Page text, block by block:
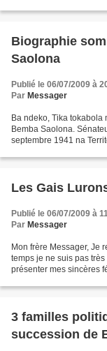
Biographie
Saolona
Publié le 06/07/2009 à
Par Messager
Ba ndeko, Tika
Bemba Saolona.
septembre 1941 na
Les Gais
Publié le 06/07/2009 à
Par Messager
Mon frère Messager, Je
temps je ne suis pas
présenter mes sincères
3 familles
succession de